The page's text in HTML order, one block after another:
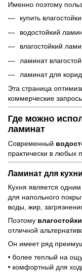
Именно поэтому
купить
водостойкий
влагостойкий
ламинат
ламинат для
Эта страница
коммерческие
Где можно
ламинат
Современный
практически в любых
Ламинат для кухни
Кухня является
для напольного
воды, жир,
Поэтому
отличной
Он имеет ряд
• более теплый на
• комфортный для